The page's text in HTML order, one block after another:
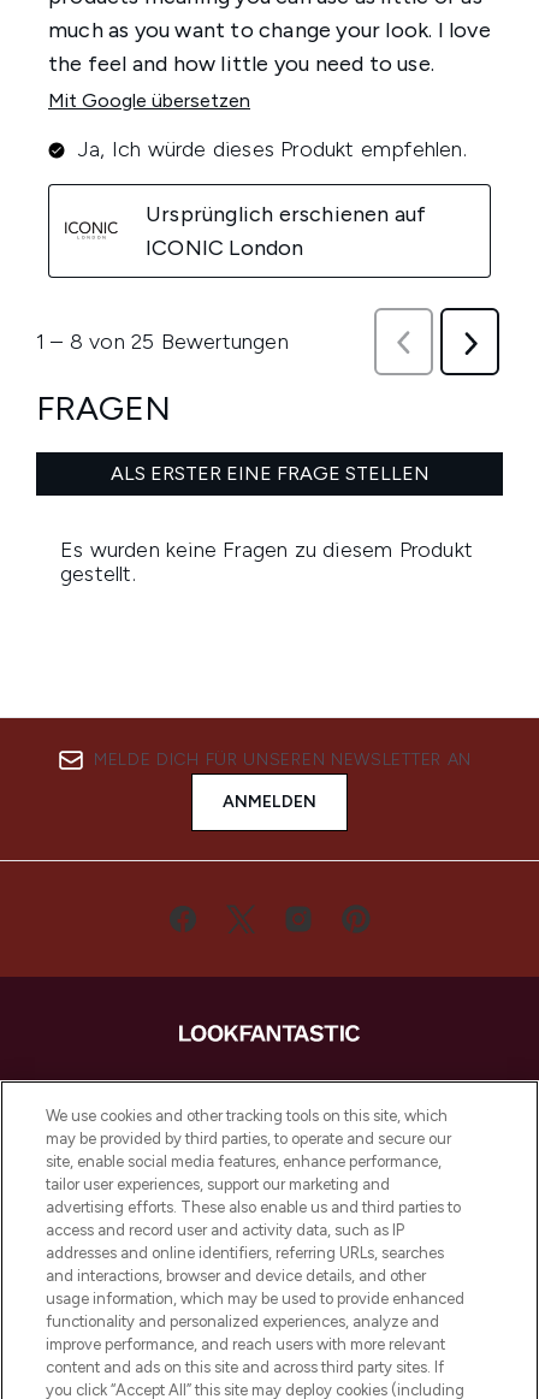
MELDE DICH FÜR UNSEREN NEWSLETTER AN
ANMELDEN
LOOKFANTASTIC ist Europas ultimativer
Beauty-Onlineshop mit den besten
Produkten aus Haut- und Haarpflege
sowie Make-Up von über 200
renommierten Marken. Shoppe online
oder über die App mit kostenloser
Lieferung ab einem Einkaufswert von 30€.
Cookie-Einwilligung
Do Not Sell or Share My Personal
Information
We use cookies and other tracking tools on this site, which
may be provided by third parties, to operate and secure our
site, enable social media features, enhance performance,
tailor user experiences, support our marketing and
advertising efforts. These also enable us and third parties to
access and record user and activity data, such as IP
addresses and online identifiers, referring URLs, searches
and interactions, browser and device details, and other
usage information, which may be used to provide enhanced
functionality and personalized experiences, analyze and
improve performance, and reach users with more relevant
content and ads on this site and across third party sites. If
you click “Accept All” this site may deploy cookies (including